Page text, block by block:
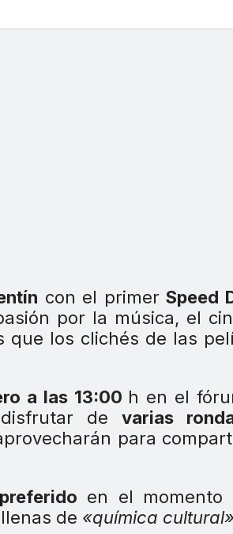
con el primer Speed
por la música, el
que los clichés de las
a las 13:00 h en el
disfrutar devarias
para
en el momento
de «química cultural»